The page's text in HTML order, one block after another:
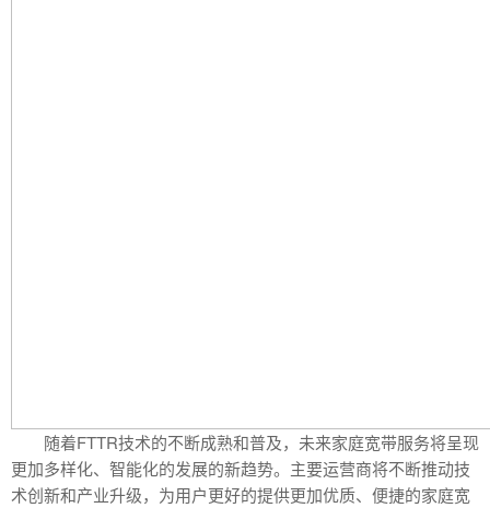
随着FTTR技术的不断成熟和普及，未来家庭宽带服务将呈现
更加多样化、智能化的发展的新趋势。主要运营商将不断推动技
术创新和产业升级，为用户更好的提供更加优质、便捷的家庭宽